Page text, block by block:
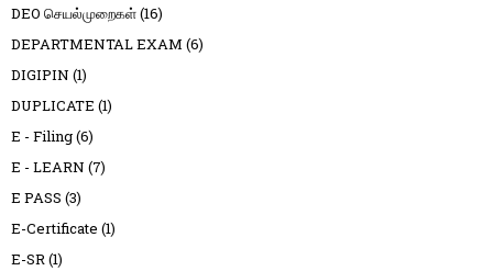
DEO செயல்முறைகள்(16)
DEPARTMENTAL EXAM (6)
DIGIPIN (1)
DUPLICATE (1)
E - Filing(6)
E - LEARN (7)
E PASS (3)
E-Certificate (1)
E-SR(1)